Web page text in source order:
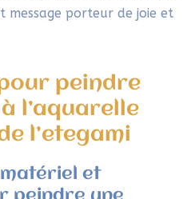
message porteur de joie et
peindre
l’aquarelle
l’etegami
et